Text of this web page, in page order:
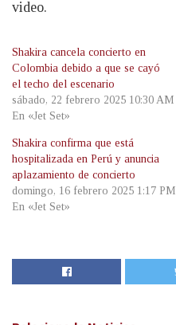
video.
Shakira cancela concierto en
Colombia debido a que se cayó
el techo del escenario
sábado, 22 febrero 2025 10:30 AM
En «Jet Set»
Shakira confirma que está
hospitalizada en Perú y anuncia
aplazamiento de concierto
domingo, 16 febrero 2025 1:17 PM
En «Jet Set»